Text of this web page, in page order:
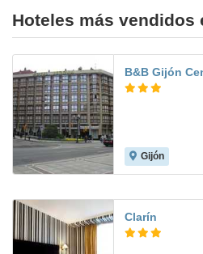
Hoteles más vendidos
B&B Gijón
Gijón
Clarín